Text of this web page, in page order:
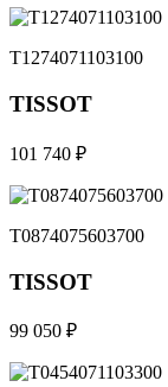
T1274071103100
TISSOT
101 740 ₽
T0874075603700
TISSOT
99 050 ₽